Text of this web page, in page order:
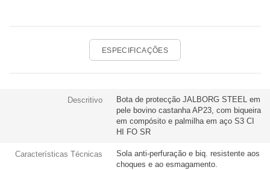
ESPECIFICAÇÕES
Descritivo
Bota de protecção JALBORG STEEL em
pele bovino castanha AP23, com biqueira
em compósito e palmilha em aço S3 CI
HI FO SR
Características Técnicas
Sola anti-perfuração e biq. resistente aos
choques e ao esmagamento.